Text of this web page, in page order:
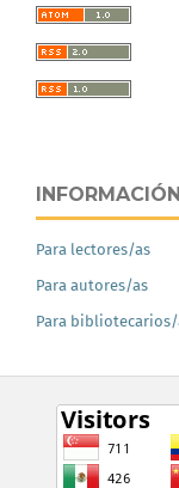
INFORMACIÓN
Para lectores/as
Para autores/as
Para bibliotecarios/